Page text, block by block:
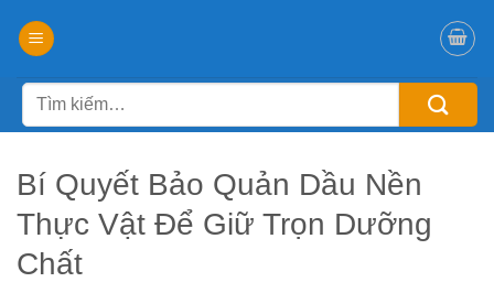
đến
dungTìm
kiếm:
Bí Quyết Bảo Quản Dầu Nền
Thực Vật Để Giữ Trọn Dưỡng
Chất